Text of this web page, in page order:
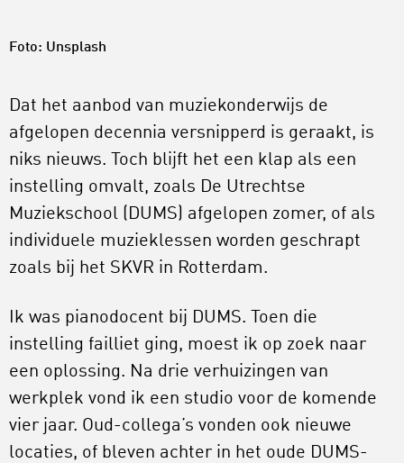
Foto: Unsplash
Dat het aanbod van muziekonderwijs de
afgelopen decennia versnipperd is geraakt, is
niks nieuws. Toch blijft het een klap als een
instelling omvalt, zoals De Utrechtse
Muziekschool (DUMS) afgelopen zomer, of als
individuele muzieklessen worden geschrapt
zoals bij het SKVR in Rotterdam.
Ik was pianodocent bij DUMS. Toen die
instelling failliet ging, moest ik op zoek naar
een oplossing. Na drie verhuizingen van
werkplek vond ik een studio voor de komende
vier jaar. Oud-collega’s vonden ook nieuwe
locaties, of bleven achter in het oude DUMS-